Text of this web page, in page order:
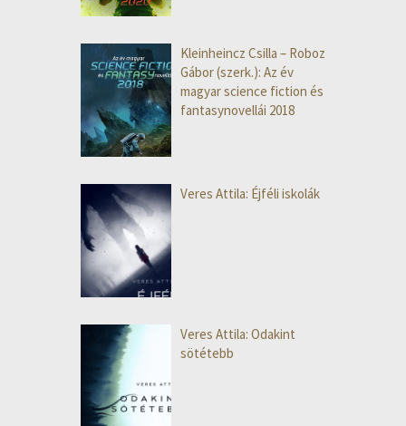
Kleinheincz Csilla – Roboz
Gábor (szerk.): Az év
magyar science fiction és
fantasynovellái 2018
Veres Attila: Éjféli iskolák
Veres Attila: Odakint
sötétebb